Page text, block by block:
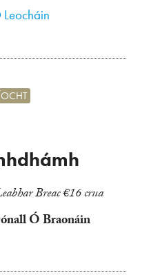
Leocháin
Breac €16 crua
Ó Braonáin